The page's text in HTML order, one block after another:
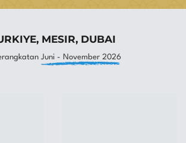
MESIR, DUBAI
Juni - November 2026